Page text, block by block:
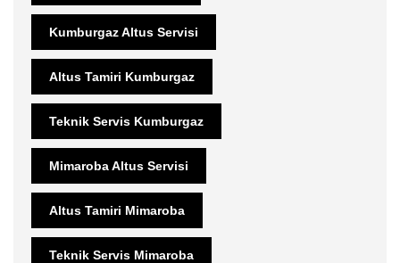
Kumburgaz Altus Servisi
Altus Tamiri Kumburgaz
Teknik Servis Kumburgaz
Mimaroba Altus Servisi
Altus Tamiri Mimaroba
Teknik Servis Mimaroba